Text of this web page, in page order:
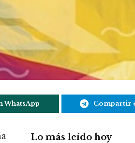
WhatsApp Compartir
Lo más leído hoy